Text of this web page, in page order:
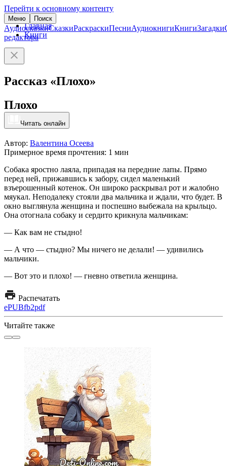
Перейти к основному контенту
Меню Поиск
АудиосказкиСказкиРаскраскиПесниАудиокнигиКнигиЗагадки
редактора
Главная
Книги
Рассказ «Плохо»
Плохо
Читать онлайн
Автор: Валентина Осеева
Примерное время прочтения: 1 мин
Собака яростно лаяла, припадая на передние лапы. Прямо
перед ней, прижавшись к забору, сидел маленький
взъерошенный котенок. Он широко раскрывал рот и жалобно
мяукал. Неподалеку стояли два мальчика и ждали, что будет. В
окно выглянула женщина и поспешно выбежала на крыльцо.
Она отогнала собаку и сердито крикнула мальчикам:
— Как вам не стыдно!
— А что — стыдно? Мы ничего не делали! — удивились
мальчики.
— Вот это и плохо! — гневно ответила женщина.
Распечатать
ePUBfb2pdf
Читайте также